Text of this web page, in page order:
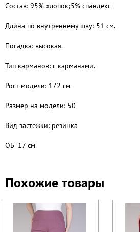
Состав: 95% хлопок;5% спандекс
Длина по внутреннему шву: 51 см.
Посадка: высокая.
Тип карманов: с карманами.
Рост модели: 172 см
Размер на модели: 50
Вид застежки: резинка
ОБ=17 см
Похожие товары